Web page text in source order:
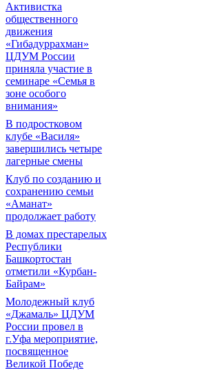
Активистка
общественного
движения
«Гибадуррахман»
ЦДУМ России
приняла участие в
семинаре «Семья в
зоне особого
внимания»
В подростковом
клубе «Василя»
завершились четыре
лагерные смены
Клуб по созданию и
сохранению семьи
«Аманат»
продолжает работу
В домах престарелых
Республики
Башкортостан
отметили «Курбан-
Байрам»
Молодежный клуб
«Джамаль» ЦДУМ
России провел в
г.Уфа мероприятие,
посвященное
Великой Победе